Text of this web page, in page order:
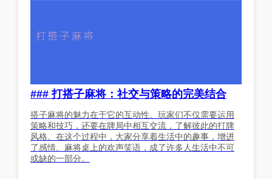
### 打搭子麻将：社交与策略的完美结合
搭子麻将的魅力在于它的互动性。玩家们不仅需要运用
策略和技巧，还要在牌局中相互交流，了解彼此的打牌
风格。在这个过程中，大家分享着生活中的趣事，增进
了感情。麻将桌上的欢声笑语，成了许多人生活中不可
或缺的一部分。